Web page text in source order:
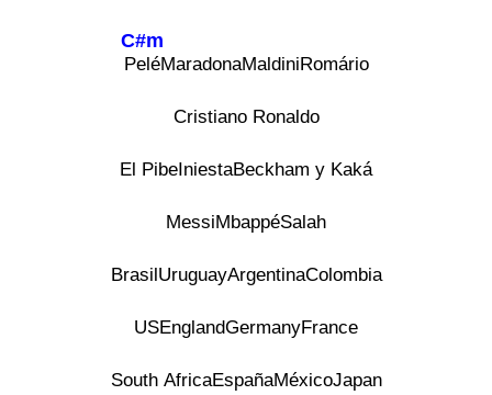
P
C#m
eléMaradonaMaldiniRomário
Cristiano Ronaldo
El PibeIniestaBeckham y Kaká
MessiMbappéSalah
BrasilUruguayArgentinaColombia
USEnglandGermanyFrance
South AfricaEspañaMéxicoJapan